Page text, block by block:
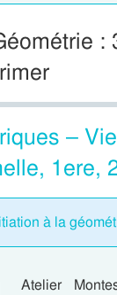
–
1ere,
à la
Atelier